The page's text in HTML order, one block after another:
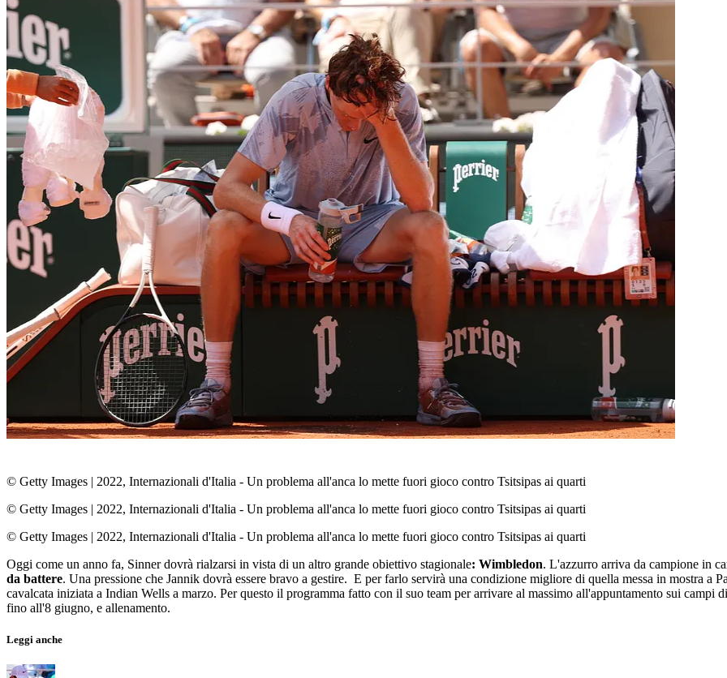
© Getty Images | 2022, Internazionali d'Italia - Un problema all'anca lo mette fuori gioco contro Tsitsipas ai quarti
© Getty Images | 2022, Internazionali d'Italia - Un problema all'anca lo mette fuori gioco contro Tsitsipas ai quarti
© Getty Images | 2022, Internazionali d'Italia - Un problema all'anca lo mette fuori gioco contro Tsitsipas ai quarti
Oggi come un anno fa, Sinner dovrà rialzarsi in vista di un altro grande obiettivo stagionale: Wimbledon. L'azzurro arriva da campione in
da battere. Una pressione che Jannik dovrà essere bravo a gestire. E per farlo servirà una condizione migliore di quella messa in mostra a
cavalcata iniziata a Indian Wells a marzo. Per questo il programma fatto con il suo team per arrivare al massimo all'appuntamento sui
fino all'8 giugno, e allenamento.
Leggi anche